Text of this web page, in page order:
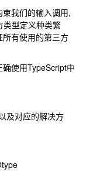
我们的输入调用,
类型定义种类繁
有使用的第三方
使用TypeScript中
及对应的解决方